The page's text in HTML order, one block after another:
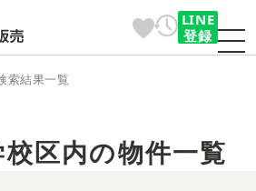
LINE
登録
索結果一覧
区内の物件一覧